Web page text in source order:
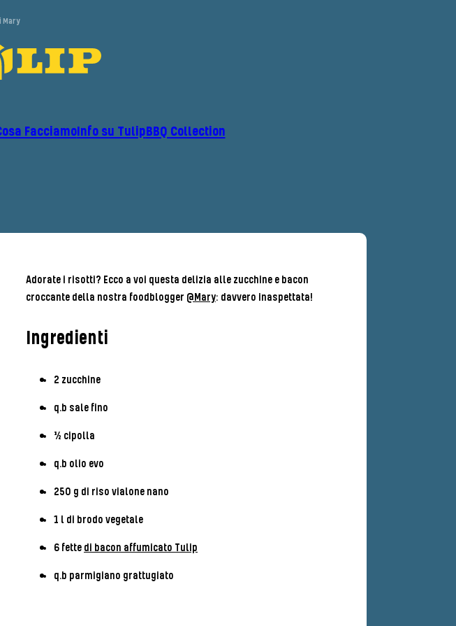
Mary​
FacciamoInfo su TulipBBQ Collection
Adorate i risotti? Ecco a voi questa delizia alle zucchine e bacon
croccante della nostra foodblogger @Mary: davvero inaspettata!
Ingredienti
2 zucchine
q.b sale fino
½ cipolla
q.b olio evo
250 g di riso vialone nano
1 l di brodo vegetale
6 fette di bacon affumicato Tulip
q.b parmigiano grattugiato